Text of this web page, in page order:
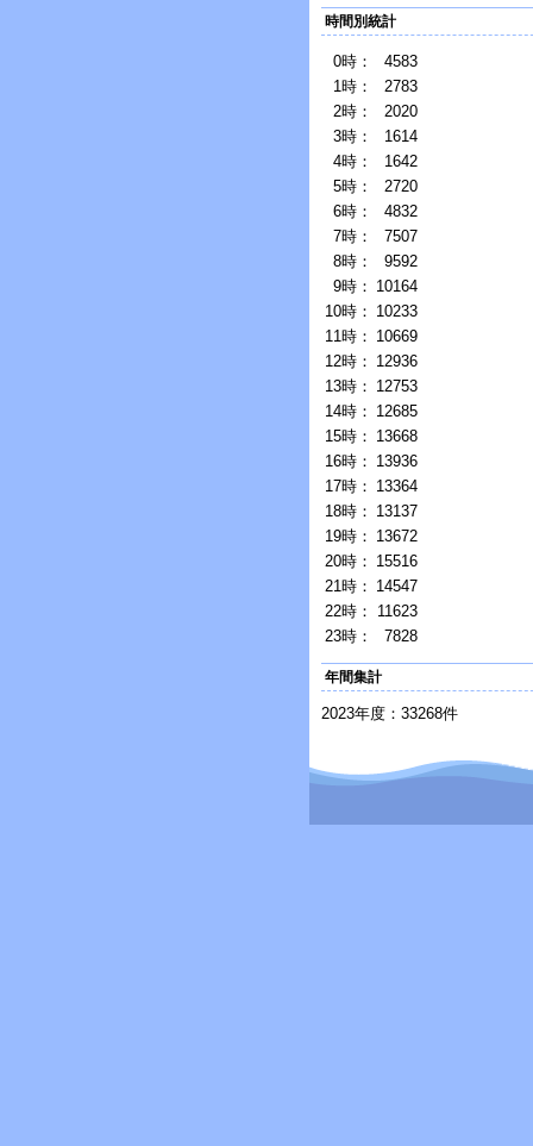
時間別統計
0時：
4583
1時：
2783
2時：
2020
3時：
1614
4時：
1642
5時：
2720
6時：
4832
7時：
7507
8時：
9592
9時： 10164
10時： 10233
11時： 10669
12時： 12936
13時： 12753
14時： 12685
15時： 13668
16時： 13936
17時： 13364
18時： 13137
19時： 13672
20時： 15516
21時： 14547
22時：
11623
23時：
7828
年間集計
2023年度：33268件